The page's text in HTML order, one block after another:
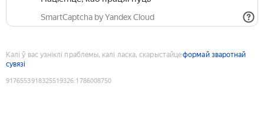
SmartCaptcha by Yandex Cloud
Калі ў вас узніклі праблемы, калі ласка, скарыстайцеформай зваротнай
сувязі
9176553918325519326:1786008750